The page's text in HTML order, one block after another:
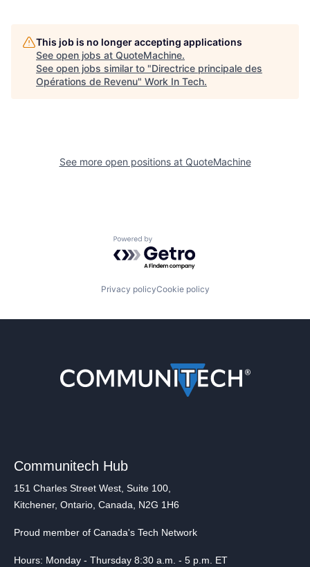
This job is no longer accepting applications
See open jobs at QuoteMachine.
See open jobs similar to "Directrice principale des
Opérations de Revenu" Work In Tech.
See more open positions at QuoteMachine
Powered by Getro.com
Privacy policyCookie policy
Communitech Hub
151 Charles Street West, Suite 100,
Kitchener, Ontario, Canada, N2G 1H6
Proud member of Canada's Tech Network
Hours: Monday - Thursday 8:30 a.m. - 5 p.m. ET